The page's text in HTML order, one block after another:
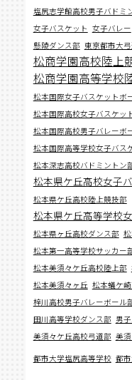
塩尻志学館高校男子バドミ
女子バスケット 女子バレー
懸陵ダンス部 東京都市大
松商学園高校陸上
松商学園高等学校
松本国際女子バスケットボ
松本国際高校女子バスケッ
松本国際高校男子バレーボ
松本国際高等学校女子バス
松本深志高校バドミントン
松本県ケ丘高校女子
松本県ケ丘高校陸上競技部
松本県ケ丘高等学校
松本県ヶ丘高校ダンス部
松本第一高等学校サッカー
松本美須々ケ丘高校陸上部
松本美須々ヶ丘 松本蟻ケ
梓川高校男子バレーボール
田川高等学校ダンス部 男
美須々ケ丘高校弓道部 美
都市大学塩尻高等学校 都